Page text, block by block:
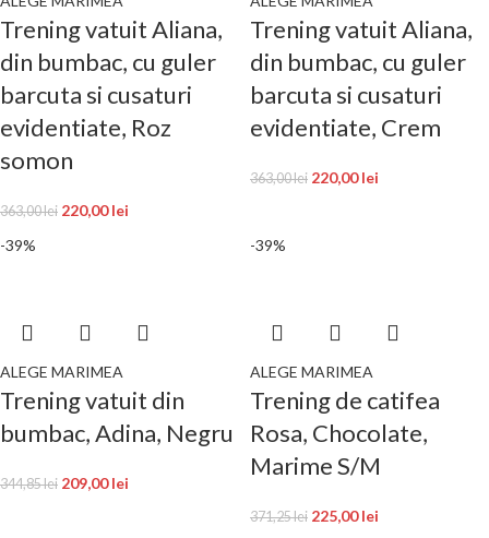
Trening vatuit Aliana,
din bumbac, cu guler
barcuta si cusaturi
evidentiate, Roz
somon
363,00lei 220,00lei
Trening vatuit Aliana,
din bumbac, cu guler
barcuta si cusaturi
evidentiate, Crem
363,00lei 220,00lei
-39%
ALEGE MARIMEA
Trening vatuit din
bumbac, Adina, Negru
344,85lei 209,00lei
-39%
ALEGE MARIMEA
Trening de catifea
Rosa, Chocolate,
Marime S/M
371,25lei 225,00lei